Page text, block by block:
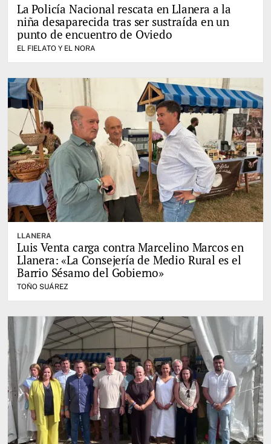
La Policía Nacional rescata en Llanera a la
niña desaparecida tras ser sustraída en un
punto de encuentro de Oviedo
EL FIELATO Y EL NORA
LLANERA
Luis Venta carga contra Marcelino Marcos en
Llanera: «La Consejería de Medio Rural es el
Barrio Sésamo del Gobierno»
TOÑO SUÁREZ